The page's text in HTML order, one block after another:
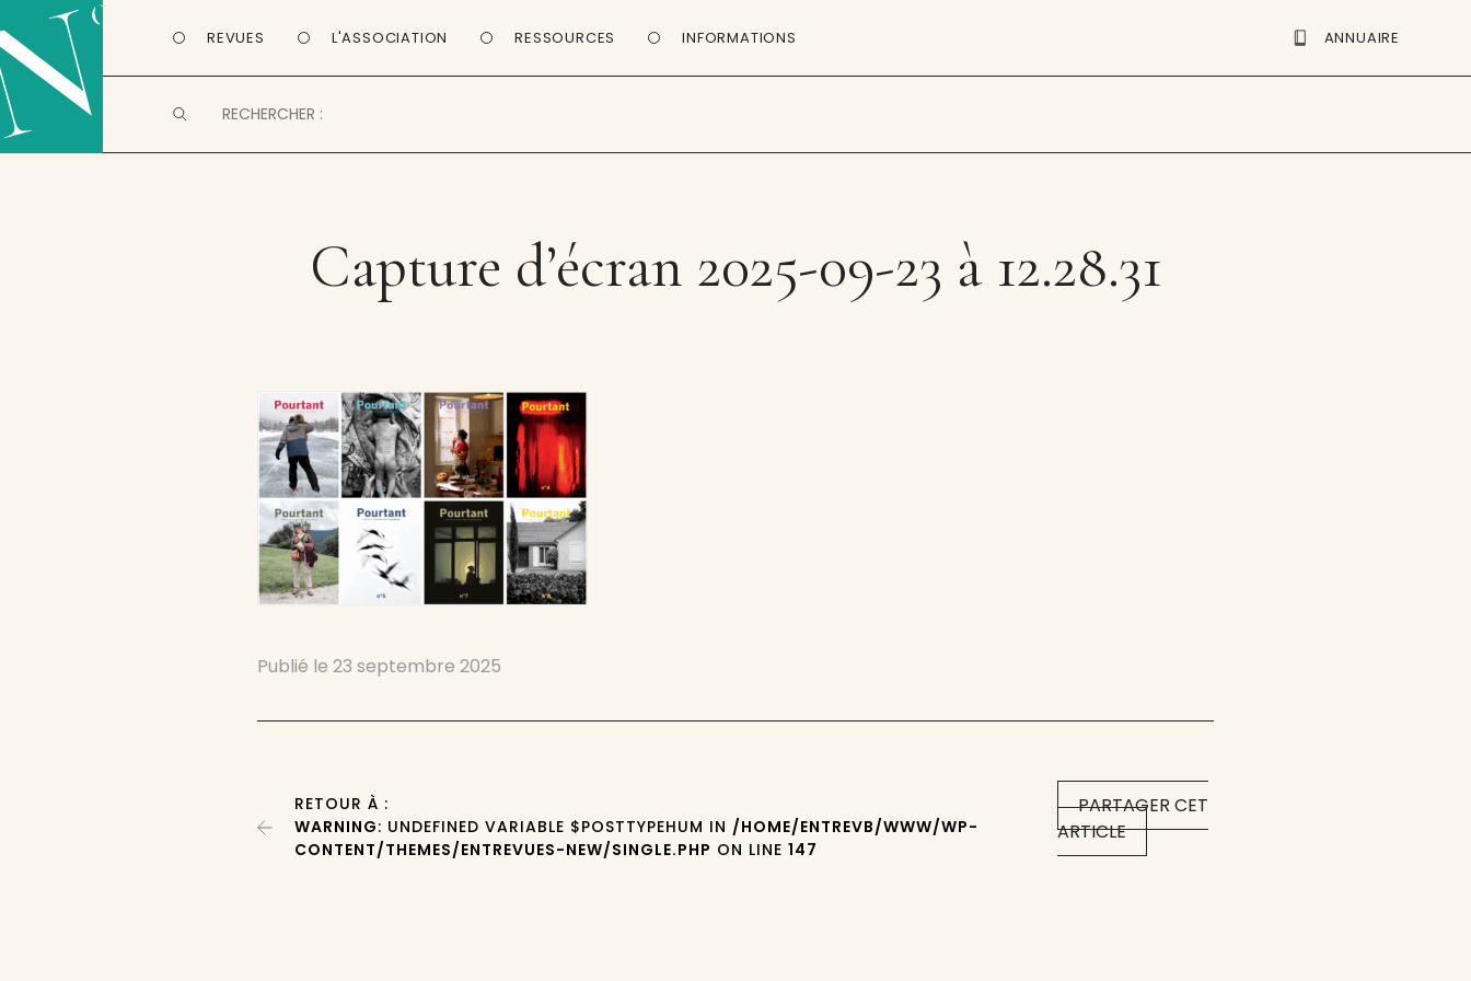
REVUES L'ASSOCIATION RESSOURCES INFORMATIONS ANNUAIRE
Capture d’écran 2025-09-23 à 12.28.31
Publié le23 septembre 2025
PARTAGER CET
ARTICLE
RETOUR À :
WARNING: UNDEFINED VARIABLE $POSTTYPEHUM IN /HOME/ENTREVB/WWW/WP-
CONTENT/THEMES/ENTREVUES-NEW/SINGLE.PHP ON LINE147